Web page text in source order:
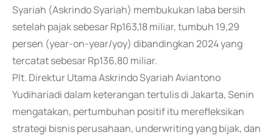
Syariah (Askrindo Syariah) membukukan laba bersih
setelah pajak sebesar Rp163,18 miliar, tumbuh 19,29
persen (year-on-year/yoy) dibandingkan 2024 yang
tercatat sebesar Rp136,80 miliar.
Plt. Direktur Utama Askrindo Syariah Aviantono
Yudihariadi dalam keterangan tertulis di Jakarta, Senin
mengatakan, pertumbuhan positif itu merefleksikan
strategi bisnis perusahaan, underwriting yang bijak, dan